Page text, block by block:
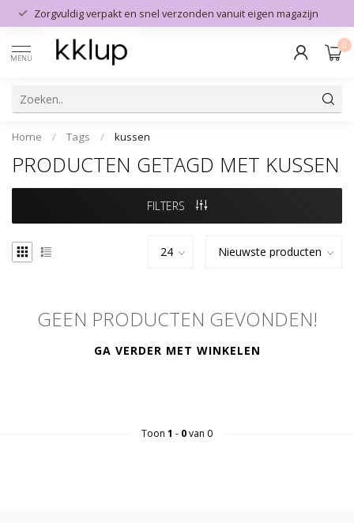
Zorgvuldig verpakt en snel verzonden vanuit eigen magazijn
MENU
0
Home / Tags / kussen
PRODUCTEN GETAGD MET KUSSEN
FILTERS
GEEN PRODUCTEN GEVONDEN!
GA VERDER MET WINKELEN
Toon 1 - 0van 0